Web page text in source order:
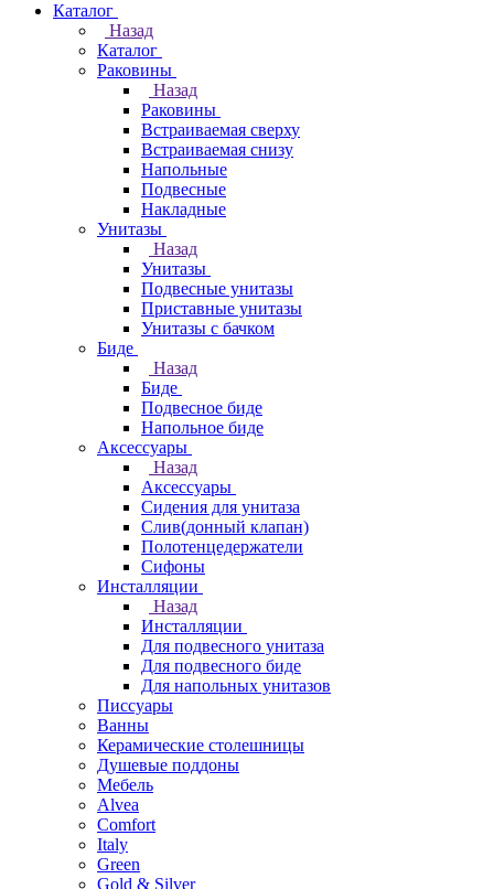
Каталог
Назад
Каталог
Раковины
Назад
Раковины
Встраиваемая сверху
Встраиваемая снизу
Напольные
Подвесные
Накладные
Унитазы
Назад
Унитазы
Подвесные унитазы
Приставные унитазы
Унитазы с бачком
Биде
Назад
Биде
Подвесное биде
Напольное биде
Аксессуары
Назад
Аксессуары
Сидения для унитаза
Слив(донный клапан)
Полотенцедержатели
Сифоны
Инсталляции
Назад
Инсталляции
Для подвесного унитаза
Для подвесного биде
Для напольных унитазов
Писсуары
Ванны
Керамические столешницы
Душевые поддоны
Мебель
Alvea
Comfort
Italy
Green
Gold & Silver